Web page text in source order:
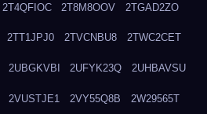
2T4QFIOC 2T8M8OOV 2TGAD2ZO
2TT1JPJ0 2TVCNBU8 2TWC2CET
2UBGKVBI 2UFYK23Q 2UHBAVSU
2VUSTJE1 2VY55Q8B 2W29565T